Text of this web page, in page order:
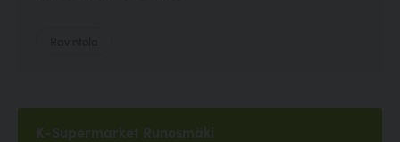
K-Supermarket Runosmäki